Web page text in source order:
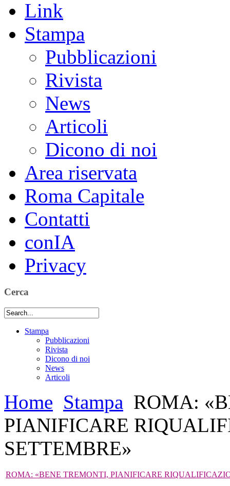
Link
Stampa
Pubblicazioni
Rivista
News
Articoli
Dicono di noi
Area riservata
Roma Capitale
Contatti
conIA
Privacy
Cerca
Stampa
Pubblicazioni
Rivista
Dicono di noi
News
Articoli
Home Stampa ROMA:
PIANIFICARE
SETTEMBRE»
ROMA: «BENE TREMONTI, PIANIFICARE